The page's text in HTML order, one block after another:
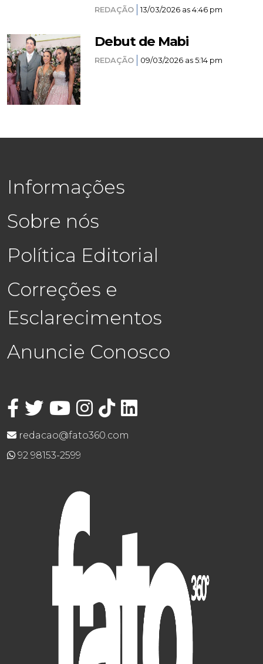
REDAÇÃO 13/03/2026 as 4:46 pm
Debut de Mabi
REDAÇÃO 09/03/2026 as 5:14 pm
Informações
Sobre nós
Política Editorial
Correções e
Esclarecimentos
Anuncie Conosco
redacao@fato360.com
92 98153-2599